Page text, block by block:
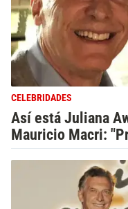
CELEBRIDADES
Así está Juliana
Mauricio Macri: